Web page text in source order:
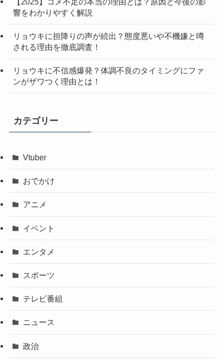
響をわかりやすく解説
リョウキに担降りの声が続出？態度悪いや不機嫌と噂
される理由を徹底調査！
リョウキに不信感爆発？体調不良のタイミングにファ
ンがザワつく理由とは！
カテゴリー
Vtuber
おでかけ
アニメ
イベント
エンタメ
スポーツ
テレビ番組
ニュース
政治